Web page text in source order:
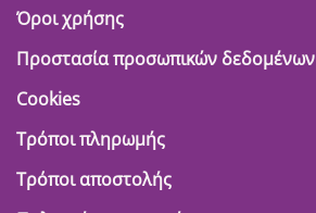
Όροι χρήσης
Προστασία προσωπικών δεδομένων
Cookies
Τρόποι πληρωμής
Τρόποι αποστολής